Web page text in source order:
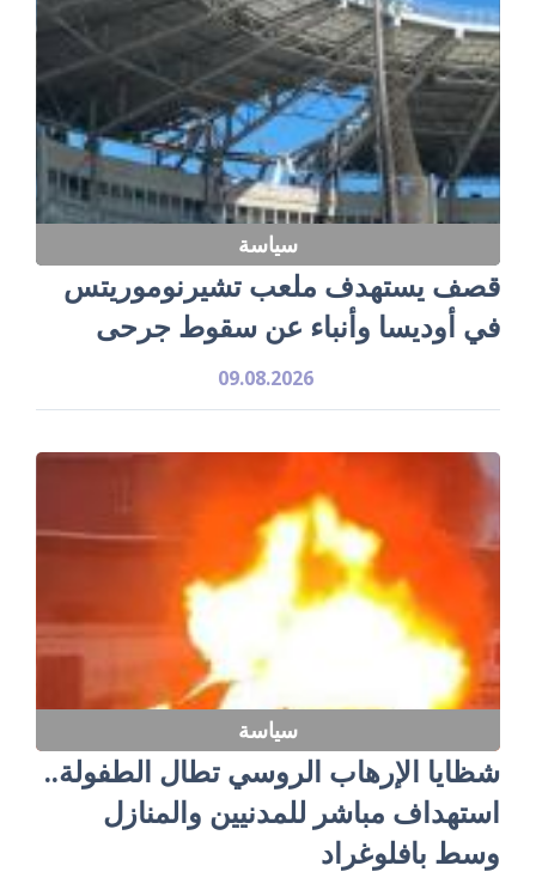
سياسة
قصف يستهدف ملعب تشيرنوموريتس
في أوديسا وأنباء عن سقوط جرحى
09.08.2026
سياسة
شظايا الإرهاب الروسي تطال الطفولة..
استهداف مباشر للمدنيين والمنازل
وسط بافلوغراد